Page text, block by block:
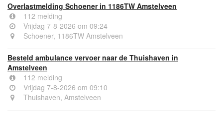
Overlastmelding Schoener in 1186TW Amstelveen
112 melding
Vrijdag 7-8-2026 om 09:24
Schoener, 1186TW Amstelveen
Besteld ambulance vervoer naar de Thuishaven in
Amstelveen
112 melding
Vrijdag 7-8-2026 om 09:10
Thuishaven, Amstelveen